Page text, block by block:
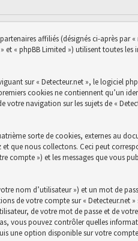
affiliés (désignés ci-après par
« phpBB Limited ») utilisent toutes
sur « Detecteur.net », le logiciel
cookies ne contiennent qu’un
navigation sur les sujets de «
sorte de cookies, externes au
que nous collectons. Ceci peut
compte ») et les messages que vous
nom d’utilisateur ») et un mot de
de votre compte sur «
de votre mot de passe et de
vous pouvez contrôler quelles
une option disponible sur votre